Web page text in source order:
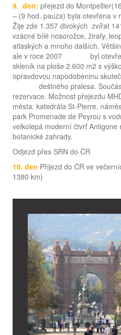
9. den: přejezd do
– (9 hod. pauza) byla otevřena v
Žije zde 1.357 divokých
vzácné bílé nosorožce, žirafy,
atlaských a mnoho dalších.
ale v roce 2007 byl otevřen
skleník na ploše 2.600 m2 s
opravdovou napodobeninu
deštného pralesa.
rezervace. Možnost přejezdu
města: katedrála St-Pierre,
park Promenade de Peyrou s
velkolepá moderní čtvrť
botanické zahrady.
Odjezd přes SRN do ČR
10. den Příjezd do ČR ve
1380 km)